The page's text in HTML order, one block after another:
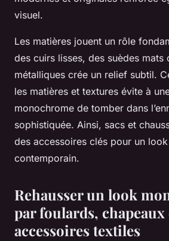
visuel.
Les matières jouent un rôle
des cuirs lisses, des suèdes mats
métalliques crée un relief subtil.
les matières et textures évite à
monochrome de tomber dans
sophistiquée. Ainsi, sacs et
des accessoires clés pour un
contemporain.
Rehausser un look
par foulards, chapeaux
accessoires textiles